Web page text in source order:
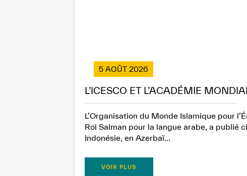
5 AOÛT 2026
L’ICESCO ET L’ACADÉMIE
L’Organisation du Monde Islamique pour
Roi Salman pour la langue arabe, a publié
Indonésie, en Azerbaï...
VOIR PLUS